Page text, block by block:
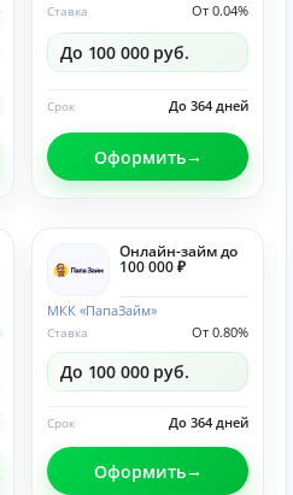
От 0.04%
Ставка
До 100 000 руб.
До 364 дней
Срок
Оформить
Онлайн-займ до
100 000 ₽
МКК «ПапаЗайм»
От 0.80%
Ставка
До 100 000 руб.
До 364 дней
Срок
Оформить